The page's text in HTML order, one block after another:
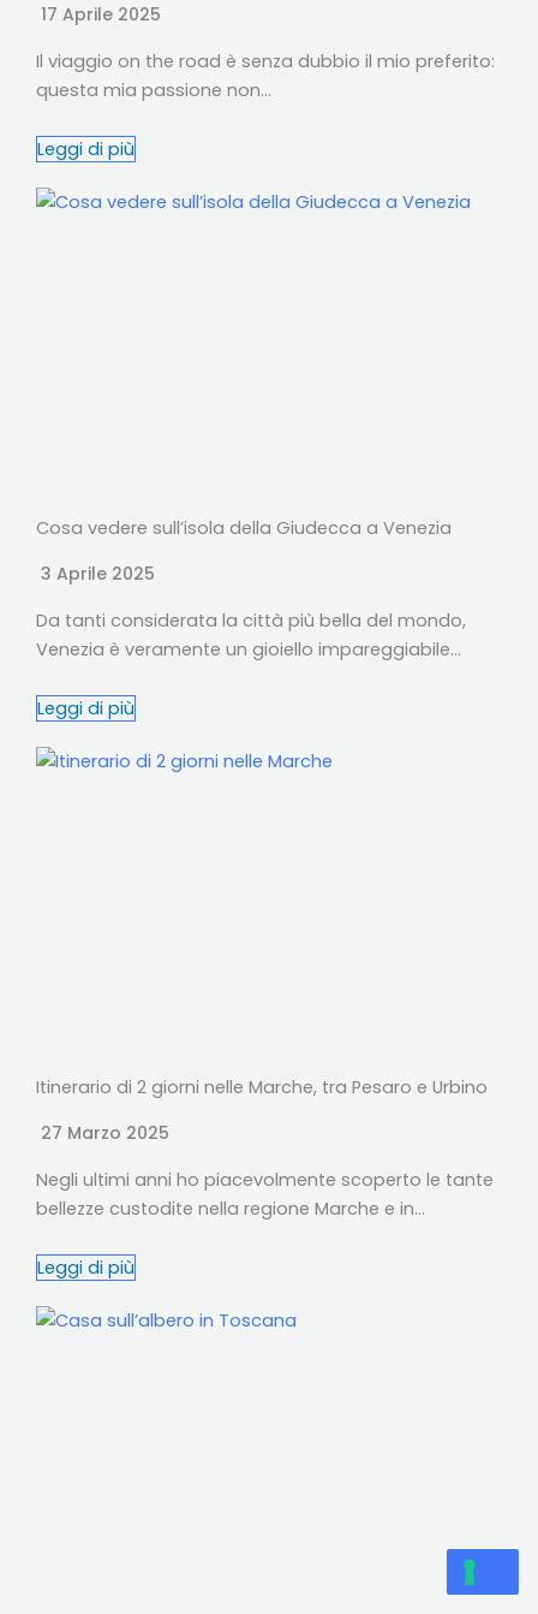
17 Aprile 2025
Il viaggio on the road è senza dubbio il mio preferito:
questa mia passione non…
Leggi di più
Cosa vedere sull’isola della Giudecca a Venezia
3 Aprile 2025
Da tanti considerata la città più bella del mondo,
Venezia è veramente un gioiello impareggiabile…
Leggi di più
Itinerario di 2 giorni nelle Marche, tra Pesaro e Urbino
27 Marzo 2025
Negli ultimi anni ho piacevolmente scoperto le tante
bellezze custodite nella regione Marche e in…
Leggi di più